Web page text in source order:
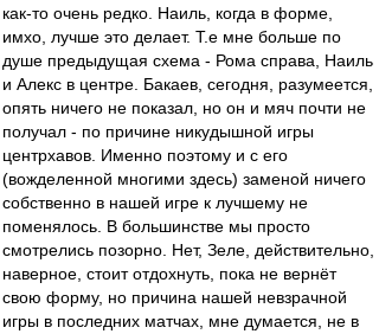
как-то очень редко. Наиль, когда в форме,
имхо, лучше это делает. Т.е мне больше по
душе предыдущая схема - Рома справа, Наиль
и Алекс в центре. Бакаев, сегодня, разумеется,
опять ничего не показал, но он и мяч почти не
получал - по причине никудышной игры
центрхавов. Именно поэтому и с его
(вожделенной многими здесь) заменой ничего
собственно в нашей игре к лучшему не
поменялось. В большинстве мы просто
смотрелись позорно. Нет, Зеле, действительно,
наверное, стоит отдохнуть, пока не вернёт
свою форму, но причина нашей невзрачной
игры в последних матчах, мне думается, не в